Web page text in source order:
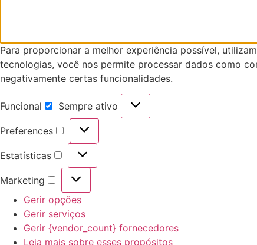
Para proporcionar a melhor experiência possível,
tecnologias, você nos permite processar dados como
negativamente certas funcionalidades.
Funcional Funcional
Sempre ativo
Preferences
Preferences
Estatísticas
Estatísticas
Marketing
Marketing
Gerir opções
Gerir serviços
Gerir {vendor_count} fornecedores
Leia mais sobre esses propósitos